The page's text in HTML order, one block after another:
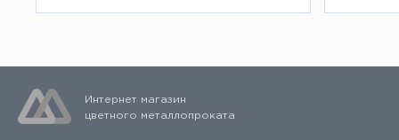
Интернет магазин
цветного металлопроката